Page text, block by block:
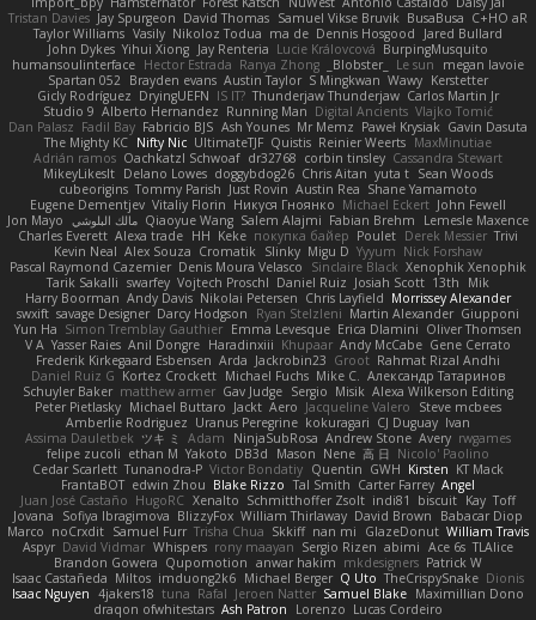
Tristan Davies Jay Spurgeon David Thomas Samuel Vikse Bruvik BusaBusa C+HO aR
Taylor Williams Vasily Nikoloz Todua ma de Dennis Hosgood
Jared Bullard
John Dykes Yihui Xiong Jay Renteria Lucie Královcová BurpingMusquito
humansoulinterface Hector Estrada Ranya Zhong _Blobster_ Le sun
megan lavoie
Spartan 052 Brayden evans Austin Taylor S Mingkwan Wawy Kerstetter
Gicly Rodríguez DryingUEFN IS IT? Thunderjaw Thunderjaw Carlos Martin Jr
Studio 9 Alberto Hernandez Running Man Digital Ancients Vlajko Tomić
Dan Palasz Fadil Bay Fabricio BJS Ash Younes Mr Memz Paweł Krysiak Gavin Dasuta
The Mighty KC Nifty Nic UltimateTJF Quistis Reinier Weerts MaxMinutiae
Adrián ramos Oachkatzl Schwoaf dr32768 corbin tinsley Cassandra Stewart
MikeyLikesIt Delano Lowes doggybdog26 Chris Aitan yuta t Sean Woods
cubeorigins Tommy Parish Just Rovin Austin Rea Shane Yamamoto
Eugene Dementjev Vitaliy Florin Никуся Гноянко Michael Eckert John Fewell
Jon Mayo مالك البلوشي Qiaoyue Wang Salem Alajmi Fabian Brehm
Lemesle Maxence
Charles Everett Alexa trade HH Keke покупка байер Poulet Derek Messier Trivi
Kevin Neal Alex Souza Cromatik Slinky Migu D Yyyum Nick Forshaw
Pascal Raymond Cazemier Denis Moura Velasco Sinclaire Black Xenophik Xenophik
Tarik Sakalli swarfey Vojtech Proschl Daniel Ruiz Josiah Scott 13th
Mik
Harry Boorman Andy Davis Nikolai Petersen Chris Layfield Morrissey Alexander
swxift savage Designer Darcy Hodgson Ryan Stelzleni Martin Alexander Giupponi
Yun Ha Simon Tremblay Gauthier Emma Levesque Erica Dlamini Oliver Thomsen
V A Yasser Raies Anil Dongre Haradinxiii Khupaar Andy McCabe Gene Cerrato
Frederik Kirkegaard Esbensen Arda Jackrobin23 Groot Rahmat Rizal Andhi
Daniel Ruiz G Kortez Crockett Michael Fuchs Mike C. Александр Татаринов
Schuyler Baker matthew armer Gav Judge Sergio Misik Alexa Wilkerson Editing
Peter Pietlasky Michael Buttaro Jackt Aero Jacqueline Valero
Steve mcbees
Amberlie Rodriguez Uranus Peregrine kokuragari CJ Duguay Ivan
Assima Dauletbek ツキ ミ Adam NinjaSubRosa Andrew Stone Avery rwgames
felipe zucoli ethan M Yakoto DB3d Mason Nene 高 日 Nicolo' Paolino
Cedar Scarlett Tunanodra-P Victor Bondatiy Quentin GWH Kirsten KT Mack
FrantaBOT edwin Zhou Blake Rizzo Tal Smith Carter Farrey Angel
Juan José Castaño HugoRC Xenalto Schmitthoffer Zsolt indi81 biscuit Kay Toff
Jovana
Sofiya Ibragimova BlizzyFox William Thirlaway David Brown
Babacar Diop
Marco noCrxdit Samuel Furr Trisha Chua Skkiff nan mi GlazeDonut William Travis
Aspyr David Vidmar Whispers rony maayan Sergio Rizen abimi Ace 6s TLAlice
Brandon Gowera Qupomotion anwar hakim mkdesigners Patrick W
Isaac Castañeda Miltos imduong2k6 Michael Berger Q Uto TheCrispySnake Dionis
Isaac Nguyen 4jakers18 tuna Rafal Jeroen Natter Samuel Blake Maximillian Dono
draqon ofwhitestars Ash Patron Lorenzo Lucas Cordeiro